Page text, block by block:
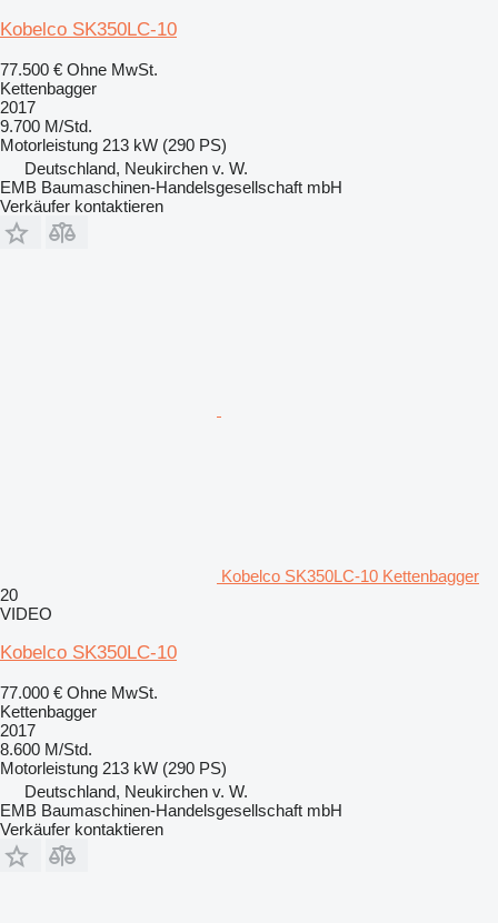
Kobelco SK350LC-10
77.500 € Ohne MwSt.
Kettenbagger
2017
9.700 M/Std.
Motorleistung 213 kW (290 PS)
Deutschland, Neukirchen v. W.
EMB Baumaschinen-Handelsgesellschaft mbH
Verkäufer kontaktieren
Kobelco SK350LC-10 Kettenbagger
20
VIDEO
Kobelco SK350LC-10
77.000 € Ohne MwSt.
Kettenbagger
2017
8.600 M/Std.
Motorleistung 213 kW (290 PS)
Deutschland, Neukirchen v. W.
EMB Baumaschinen-Handelsgesellschaft mbH
Verkäufer kontaktieren